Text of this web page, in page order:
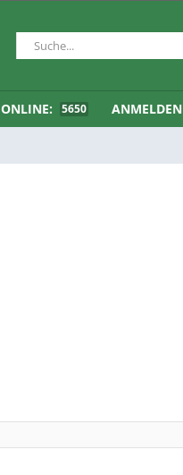
ONLINE: 5650 ANMELDEN